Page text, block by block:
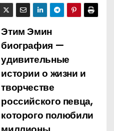
Этим Эмин
биография —
удивительные
истории о жизни и
творчестве
российского певца,
которого полюбили